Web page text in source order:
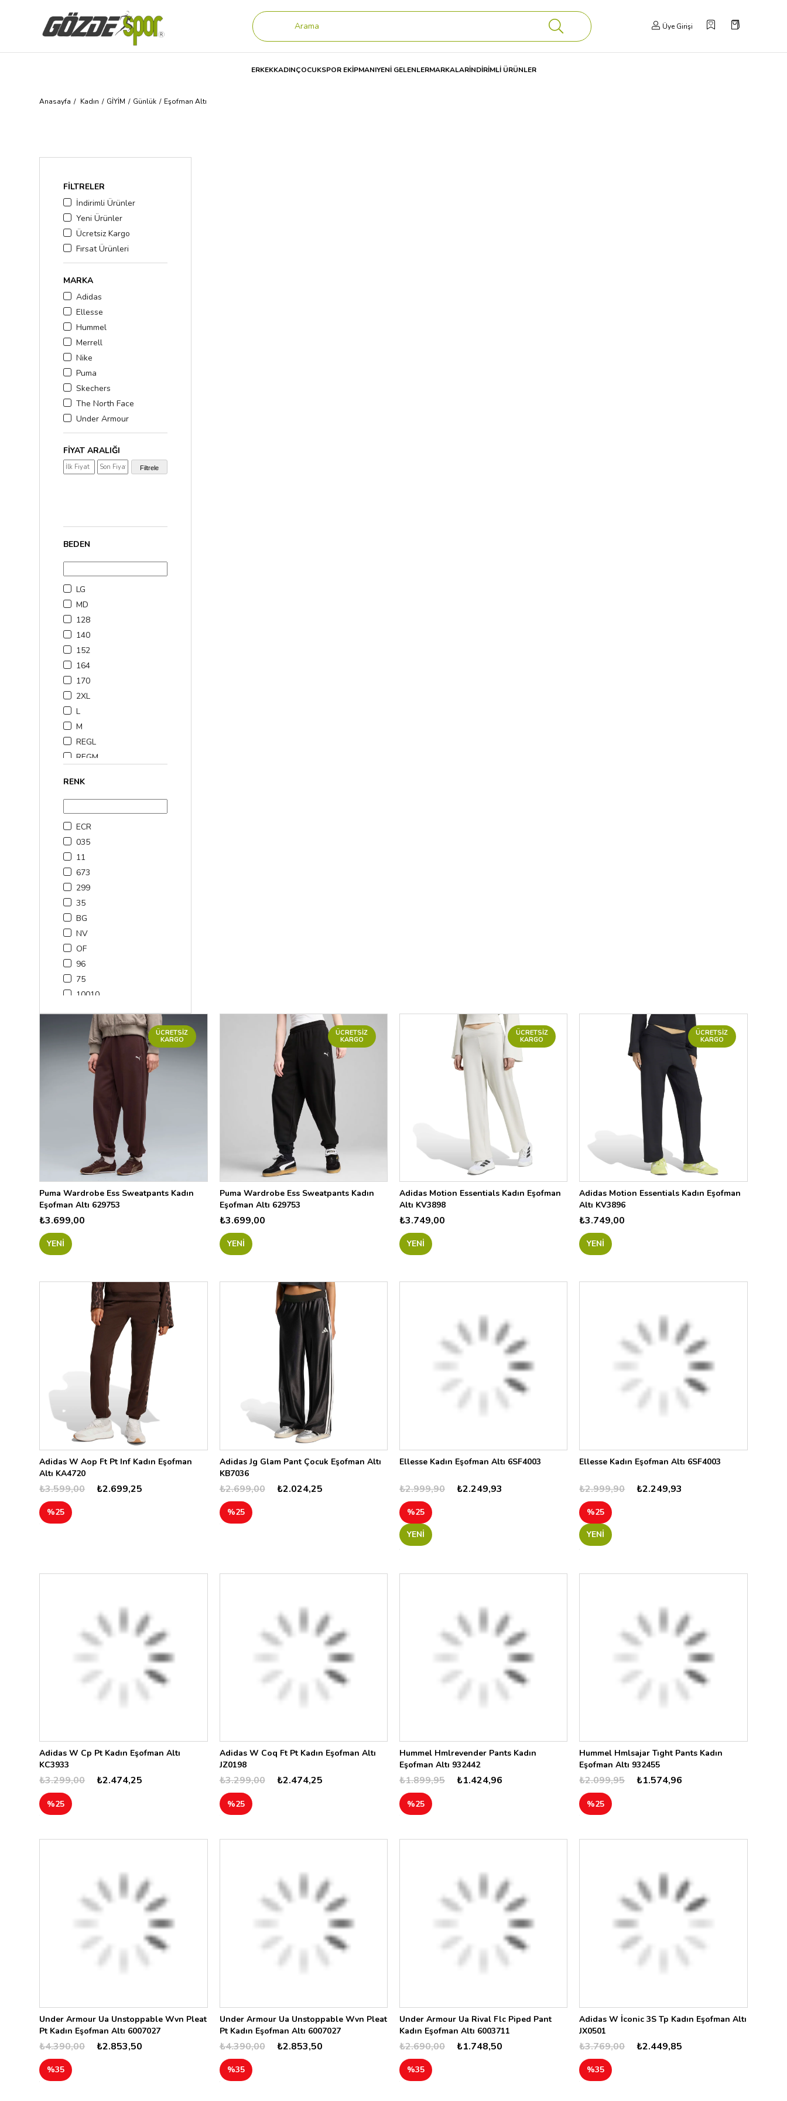
Üye Girişi
ERKEKKADINÇOCUKSPOR EKİPMANIYENİ GELENLERMARKALARİNDİRİMLİ ÜRÜNLER
Anasayfa Kadın GİYİM Günlük Eşofman Altı
FILTRELER
İndirimli Ürünler
Yeni Ürünler
Ücretsiz Kargo
Fırsat Ürünleri
MARKA
Adidas
Ellesse
Hummel
Merrell
Nike
Puma
Skechers
The North Face
Under Armour
FIYAT ARALIĞI
Filtrele
BEDEN
LG
MD
128
140
152
164
170
2XL
L
M
REGL
REGM
REGXL
REGXS
SM
XL
XS
RENK
ECR
035
11
673
299
35
BG
NV
OF
96
75
10010
063
9963
9157
2001
100
01
BK
696
013
Puma Wardrobe Ess Sweatpants Kadın
Eşofman Altı 629753
₺3.699,00
ÜCRETSIZ
KARGO
YENI
Puma Wardrobe Ess Sweatpants Kadın
Eşofman Altı 629753
₺3.699,00
ÜCRETSIZ
KARGO
YENI
Adidas Motion Essentials Kadın Eşofman
Altı KV3898
₺3.749,00
ÜCRETSIZ
KARGO
YENI
Adidas Motion Essentials Kadın Eşofman
Altı KV3896
₺3.749,00
ÜCRETSIZ
KARGO
YENI
Adidas W Aop Ft Pt Inf Kadın Eşofman
Altı KA4720
₺2.699,25
₺3.599,00
%25
Adidas Jg Glam Pant Çocuk Eşofman Altı
KB7036
₺2.024,25
₺2.699,00
%25
Ellesse Kadın Eşofman Altı 6SF4003
₺2.249,93
₺2.999,90
%25
YENI
Ellesse Kadın Eşofman Altı 6SF4003
₺2.249,93
₺2.999,90
%25
YENI
Adidas W Cp Pt Kadın Eşofman Altı
KC3933
₺2.474,25
₺3.299,00
%25
Adidas W Coq Ft Pt Kadın Eşofman Altı
JZ0198
₺2.474,25
₺3.299,00
%25
Hummel Hmlrevender Pants Kadın
Eşofman Altı 932442
₺1.424,96
₺1.899,95
%25
Hummel Hmlsajar Tıght Pants Kadın
Eşofman Altı 932455
₺1.574,96
₺2.099,95
%25
Under Armour Ua Unstoppable Wvn Pleat
Pt Kadın Eşofman Altı 6007027
₺2.853,50
₺4.390,00
%35
Under Armour Ua Unstoppable Wvn Pleat
Pt Kadın Eşofman Altı 6007027
₺2.853,50
₺4.390,00
%35
Under Armour Ua Rival Flc Piped Pant
Kadın Eşofman Altı 6003711
₺1.748,50
₺2.690,00
%35
Adidas W İconic 3S Tp Kadın Eşofman Altı
JX0501
₺2.449,85
₺3.769,00
%35